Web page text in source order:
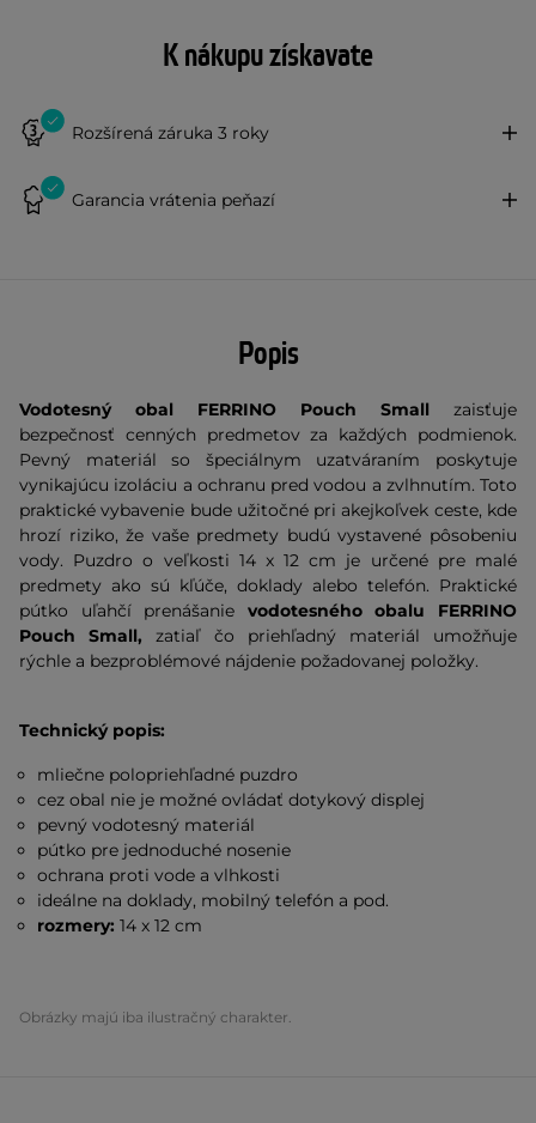
K nákupu získavate
Rozšírená záruka 3 roky
Garancia vrátenia peňazí
Popis
Vodotesný obal FERRINO Pouch Small zaisťuje
bezpečnosť cenných predmetov za každých podmienok.
Pevný materiál so špeciálnym uzatváraním poskytuje
vynikajúcu izoláciu a ochranu pred vodou a zvlhnutím. Toto
praktické vybavenie bude užitočné pri akejkoľvek ceste, kde
hrozí riziko, že vaše predmety budú vystavené pôsobeniu
vody. Puzdro o veľkosti 14 x 12 cm je určené pre malé
predmety ako sú kľúče, doklady alebo telefón. Praktické
pútko uľahčí prenášanie vodotesného obalu FERRINO
Pouch Small, zatiaľ čo priehľadný materiál umožňuje
rýchle a bezproblémové nájdenie požadovanej položky.
Technický popis:
mliečne polopriehľadné puzdro
cez obal nie je možné ovládať dotykový displej
pevný vodotesný materiál
pútko pre jednoduché nosenie
ochrana proti vode a vlhkosti
ideálne na doklady, mobilný telefón a pod.
rozmery: 14 x 12 cm
Obrázky majú iba ilustračný charakter.